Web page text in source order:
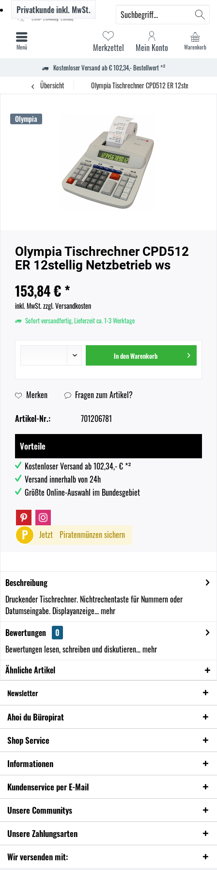
Kostenloser Versand ab € 102,34,- Bestellwert *²
Warenkorb
Merkzettel Mein Konto
Privatkundeinkl. MwSt.
Menü
Übersicht Olympia Tischrechner CPD512 ER 12stellig
Olympia
Olympia Tischrechner CPD512
ER 12stellig Netzbetrieb ws
153,84 € *
inkl. MwSt.zzgl. Versandkosten
Sofort versandfertig, Lieferzeit ca. 1-3 Werktage
In denWarenkorb
Merken Fragen zum Artikel?
Artikel-Nr.: 701206781
Vorteile
Kostenloser Versand ab 102,34,- € *²
Versand innerhalb von 24h
Größte Online-Auswahl im Bundesgebiet
P Jetzt Piratenmünzen sichern
Beschreibung
Druckender Tischrechner. Nichtrechentaste für Nummern oder
Datumseingabe. Displayanzeige...mehr
Bewertungen
0
Bewertungen lesen, schreiben und diskutieren...mehr
Ähnliche Artikel
Newsletter
Ahoi du Büropirat
Shop Service
Informationen
Kundenservice per E-Mail
Unsere Communitys
Unsere Zahlungsarten
Wir versenden mit: